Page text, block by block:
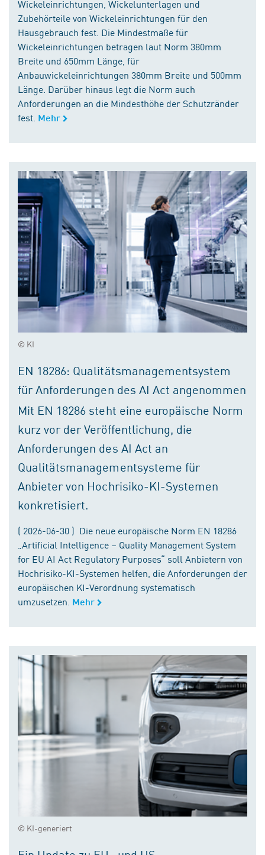
Wickeleinrichtungen, Wickelunterlagen und
Zubehörteile von Wickeleinrichtungen für den
Hausgebrauch fest. Die Mindestmaße für
Wickeleinrichtungen betragen laut Norm 380mm
Breite und 650mm Länge, für
Anbauwickeleinrichtungen 380mm Breite und 500mm
Länge. Darüber hinaus legt die Norm auch
Anforderungen an die Mindesthöhe der Schutzränder
fest. Mehr
© KI
EN 18286: Qualitätsmanagementsystem
für Anforderungen des AI Act angenommen
Mit EN 18286 steht eine europäische Norm
kurz vor der Veröffentlichung, die
Anforderungen des AI Act an
Qualitätsmanagementsysteme für
Anbieter von Hochrisiko-KI-Systemen
konkretisiert.
( 2026-06-30 ) Die neue europäische Norm EN 18286
„Artificial Intelligence – Quality Management System
for EU AI Act Regulatory Purposes“ soll Anbietern von
Hochrisiko-KI-Systemen helfen, die Anforderungen der
europäischen KI-Verordnung systematisch
umzusetzen. Mehr
© KI-generiert